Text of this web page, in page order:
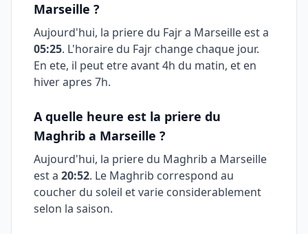
Marseille ?
Aujourd'hui, la priere du Fajr a Marseille est a
05:25. L'horaire du Fajr change chaque jour.
En ete, il peut etre avant 4h du matin, et en
hiver apres 7h.
A quelle heure est la priere du
Maghrib a Marseille ?
Aujourd'hui, la priere du Maghrib a Marseille
est a 20:52. Le Maghrib correspond au
coucher du soleil et varie considerablement
selon la saison.